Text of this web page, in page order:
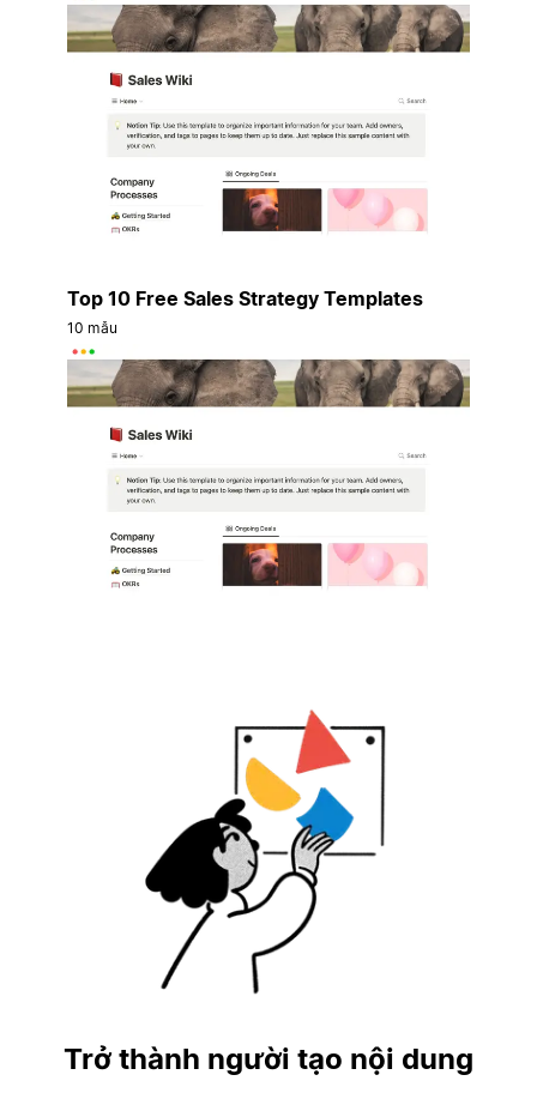
Top 10 Free Sales Strategy Templates
10 mẫu
Trở thành người tạo nội dung